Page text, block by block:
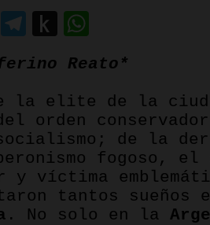
X Telegram
Push
Kindle
Reato*
la elite de la
orden
de la
fogoso,
y víctima
tantos
. No solo en la